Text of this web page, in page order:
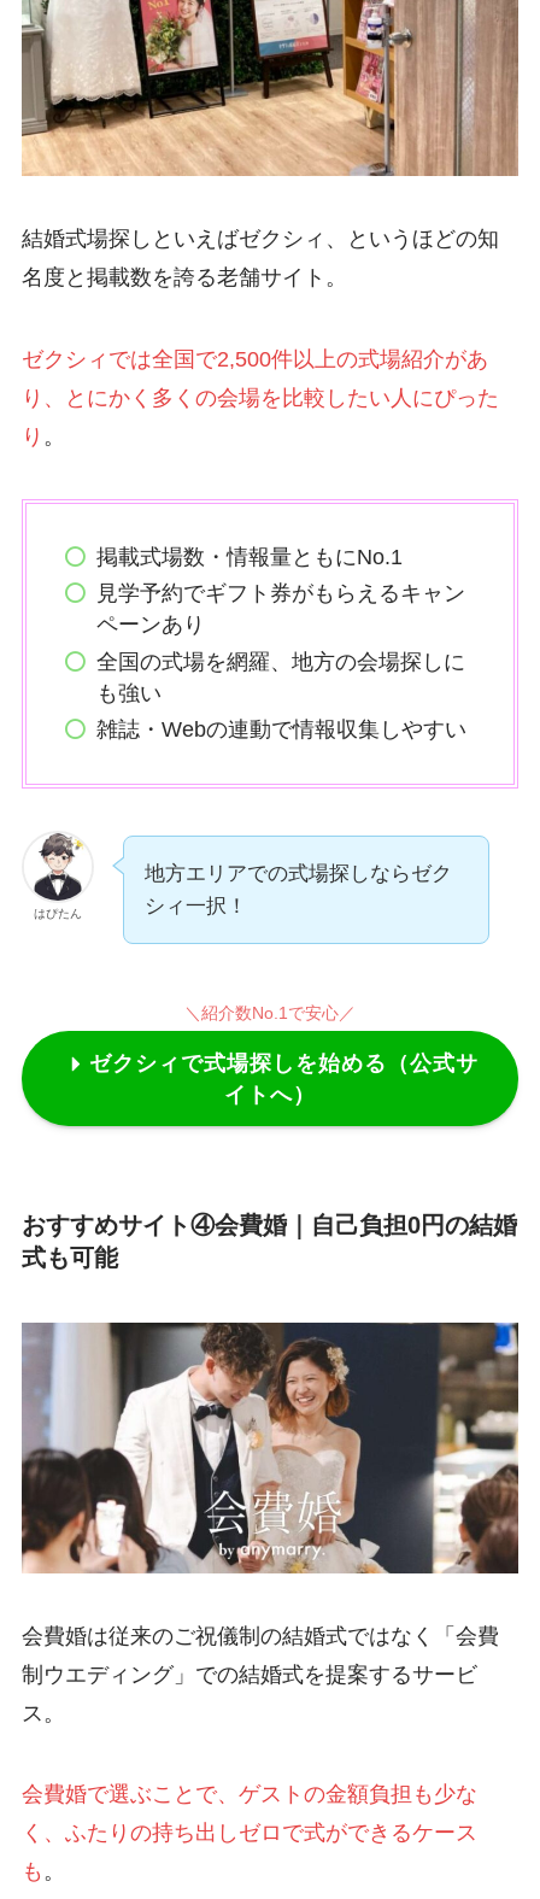
結婚式場探しといえばゼクシィ、というほどの知
名度と掲載数を誇る老舗サイト。
ゼクシィでは全国で2,500件以上の式場紹介があ
り、とにかく多くの会場を比較したい人にぴった
り 。
掲載式場数・情報量ともにNo.1
見学予約でギフト券がもらえるキャン
ペーンあり
全国の式場を網羅、地方の会場探しに
も強い
雑誌・Webの連動で情報収集しやすい
はぴたん
地方エリアでの式場探しならゼク
シィ一択！
＼紹介数No.1で安心／
ゼクシィで式場探しを始める（公式サ
イトへ）
おすすめサイト④会費婚｜自己負担0円の結婚
式も可能
会費婚は従来のご祝儀制の結婚式ではなく「会費
制ウエディング」での結婚式を提案するサービ
ス。
会費婚で選ぶことで、ゲストの金額負担も少な
く、ふたりの持ち出しゼロで式ができるケース
も 。